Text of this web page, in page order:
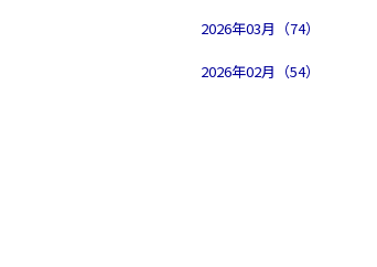
2026年03月（74）
2026年02月（54）